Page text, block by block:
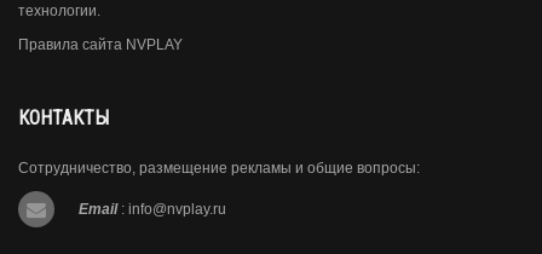
технологии.
Правила сайта NVPLAY
КОНТАКТЫ
Сотрудничество, размещение рекламы и общие вопросы:
Email : info@nvplay.ru